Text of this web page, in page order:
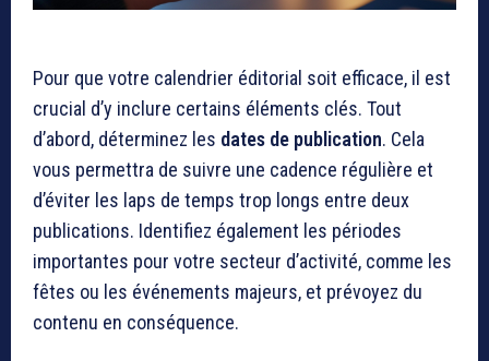
Pour que votre calendrier éditorial soit efficace, il est
crucial d’y inclure certains éléments clés. Tout
d’abord, déterminez les dates de publication. Cela
vous permettra de suivre une cadence régulière et
d’éviter les laps de temps trop longs entre deux
publications. Identifiez également les périodes
importantes pour votre secteur d’activité, comme les
fêtes ou les événements majeurs, et prévoyez du
contenu en conséquence.